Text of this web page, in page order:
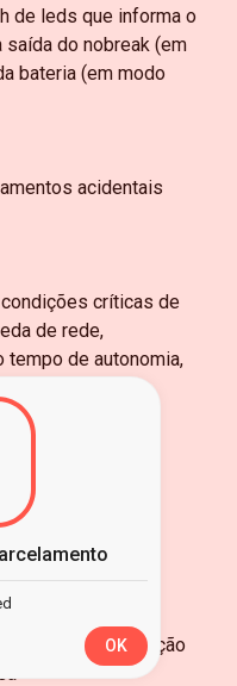
de leds que informa o
do nobreak (em
bateria (em modo
acidentais
críticas de
de rede,
tempo de autonomia,
excedida e
alguma
Rede Elétrica
durante a transição
OK